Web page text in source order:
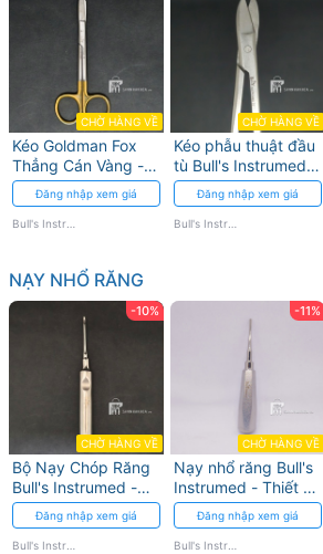
CHỜ HÀNG VỀ
Kéo Goldman Fox
Thẳng Cán Vàng -
Dụng cụ tiểu phẫu
nha khoa
Đăng nhập xem giá
CHỜ HÀNG VỀ
Kéo phẫu thuật đầu
tù Bull's Instrumed -
Thép không gỉ
Đăng nhập xem giá
Bull's Instrumed
NẠY NHỔ RĂNG
-10%
CHỜ HÀNG VỀ
Bộ Nạy Chóp Răng
Bull's Instrumed -
Giảm Xâm Lấn,
Chính Xác Cao
Đăng nhập xem giá
-11%
CHỜ HÀNG VỀ
Nạy nhổ răng Bull's
Instrumed - Thiết kế
Ergonomic
Đăng nhập xem giá
Bull's Instrumed